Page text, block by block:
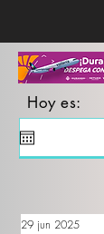
Hoy es:
29 jun 2025